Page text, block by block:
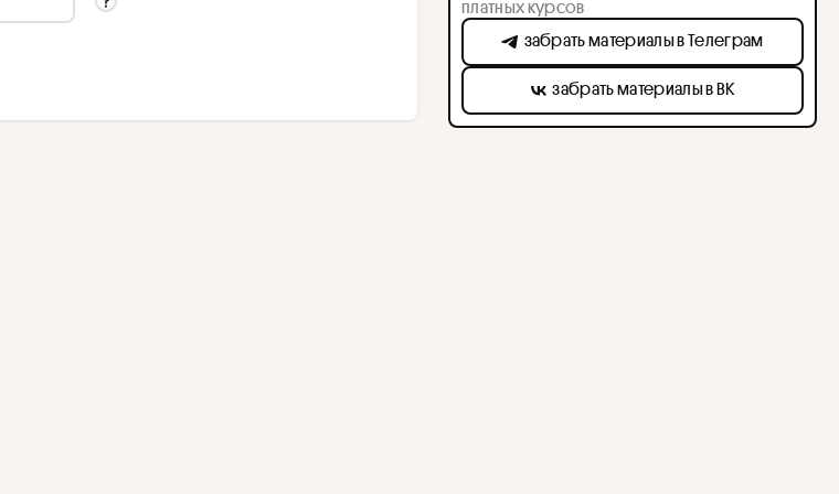
платных курсов
забрать материалы в Телеграм
забрать материалы в ВК